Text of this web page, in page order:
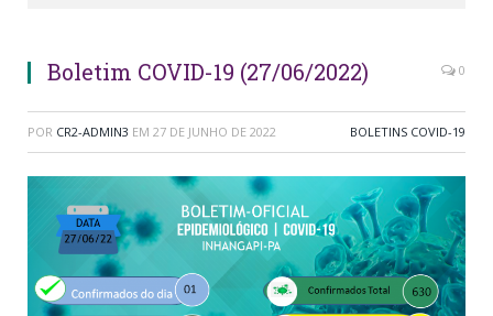
Boletim COVID-19 (27/06/2022) 0
POR CR2-ADMIN3 EM 27 DE JUNHO DE 2022 BOLETINS COVID-19